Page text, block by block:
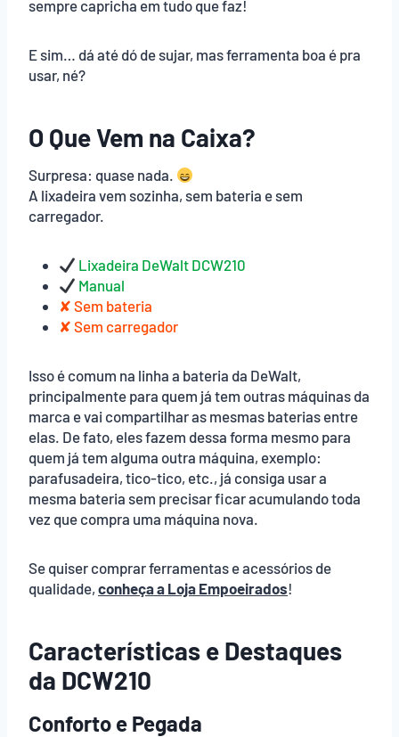
sempre capricha em tudo que faz!
E sim… dá até dó de sujar, mas ferramenta boa é pra
usar, né?
O Que Vem na Caixa?
Surpresa: quase nada.
A lixadeira vem sozinha, sem bateria e sem
carregador.
Lixadeira DeWalt DCW210
Manual
✘ Sem bateria
✘ Sem carregador
Isso é comum na linha a bateria da DeWalt,
principalmente para quem já tem outras máquinas da
marca e vai compartilhar as mesmas baterias entre
elas. De fato, eles fazem dessa forma mesmo para
quem já tem alguma outra máquina, exemplo:
parafusadeira, tico-tico, etc., já consiga usar a
mesma bateria sem precisar ficar acumulando toda
vez que compra uma máquina nova.
Se quiser comprar ferramentas e acessórios de
qualidade, conheça a Loja Empoeirados!
Características e Destaques
da DCW210
Conforto e Pegada